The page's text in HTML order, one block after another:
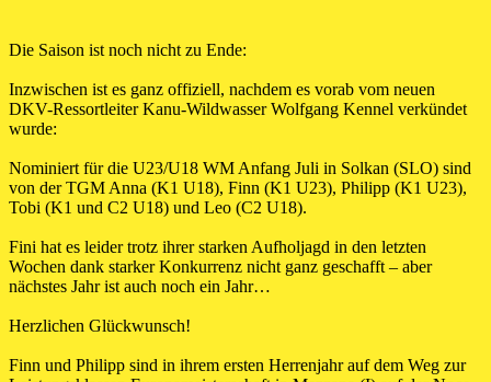
Die Saison ist noch nicht zu Ende:
Inzwischen ist es ganz offiziell, nachdem es vorab vom neuen
DKV-Ressortleiter Kanu-Wildwasser Wolfgang Kennel verkündet
wurde:
Nominiert für die U23/U18 WM Anfang Juli in Solkan (SLO) sind
von der TGM Anna (K1 U18), Finn (K1 U23), Philipp (K1 U23),
Tobi (K1 und C2 U18) und Leo (C2 U18).
Fini hat es leider trotz ihrer starken Aufholjagd in den letzten
Wochen dank starker Konkurrenz nicht ganz geschafft – aber
nächstes Jahr ist auch noch ein Jahr…
Herzlichen Glückwunsch!
Finn und Philipp sind in ihrem ersten Herrenjahr auf dem Weg zur